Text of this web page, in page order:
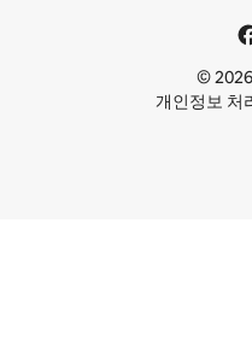
©
개인정보 처